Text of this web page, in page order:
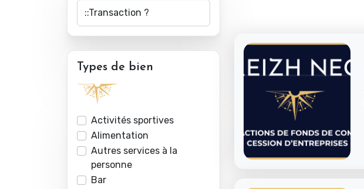
Types de bien
Activités sportives
Alimentation
Autres services à la
personne
Bar